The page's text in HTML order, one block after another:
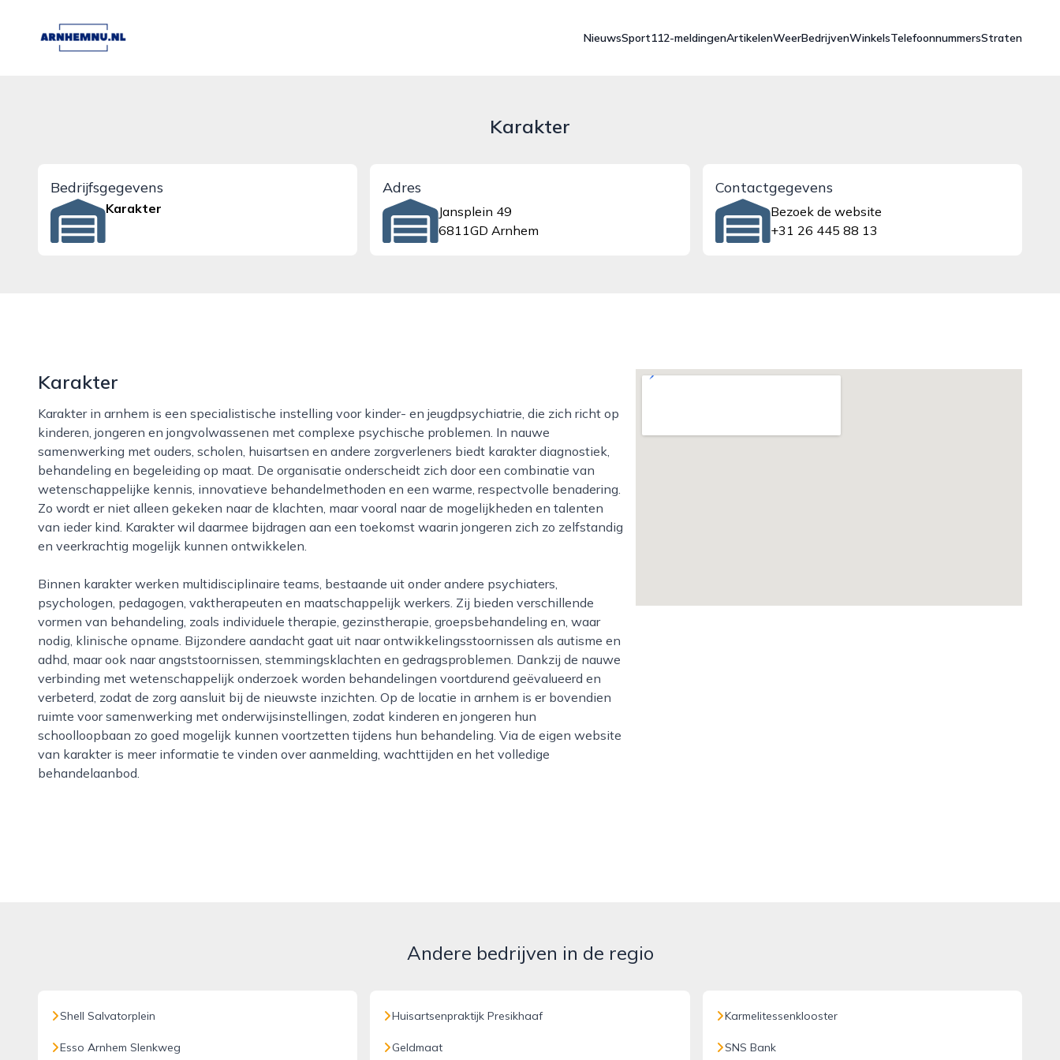
arnhemnu.nl
NieuwsSport112-meldingenArtikelenWeerBedrijvenWinkelsTelefoonnummersStraten
Karakter
Bedrijfsgegevens
Karakter
Adres
Jansplein 49
6811GD Arnhem
Contactgegevens
Bezoek de website
+31 26 445 88 13
Karakter
Karakter in arnhem is een specialistische instelling voor kinder- en jeugdpsychiatrie, die zich richt op
kinderen, jongeren en jongvolwassenen met complexe psychische problemen. In nauwe
samenwerking met ouders, scholen, huisartsen en andere zorgverleners biedt karakter diagnostiek,
behandeling en begeleiding op maat. De organisatie onderscheidt zich door een combinatie van
wetenschappelijke kennis, innovatieve behandelmethoden en een warme, respectvolle benadering.
Zo wordt er niet alleen gekeken naar de klachten, maar vooral naar de mogelijkheden en talenten
van ieder kind. Karakter wil daarmee bijdragen aan een toekomst waarin jongeren zich zo zelfstandig
en veerkrachtig mogelijk kunnen ontwikkelen.
Binnen karakter werken multidisciplinaire teams, bestaande uit onder andere psychiaters,
psychologen, pedagogen, vaktherapeuten en maatschappelijk werkers. Zij bieden verschillende
vormen van behandeling, zoals individuele therapie, gezinstherapie, groepsbehandeling en, waar
nodig, klinische opname. Bijzondere aandacht gaat uit naar ontwikkelingsstoornissen als autisme en
adhd, maar ook naar angststoornissen, stemmingsklachten en gedragsproblemen. Dankzij de nauwe
verbinding met wetenschappelijk onderzoek worden behandelingen voortdurend geëvalueerd en
verbeterd, zodat de zorg aansluit bij de nieuwste inzichten. Op de locatie in arnhem is er bovendien
ruimte voor samenwerking met onderwijsinstellingen, zodat kinderen en jongeren hun
schoolloopbaan zo goed mogelijk kunnen voortzetten tijdens hun behandeling. Via de eigen website
van karakter is meer informatie te vinden over aanmelding, wachttijden en het volledige
behandelaanbod.
Andere bedrijven in de regio
Shell Salvatorplein
Esso Arnhem Slenkweg
Huisartsenpraktijk Presikhaaf
Geldmaat
Karmelitessenklooster
SNS Bank